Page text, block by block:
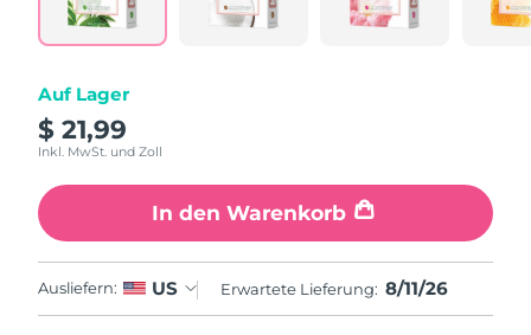
Auf Lager
$ 21,99
Inkl. MwSt. und Zoll
In den Warenkorb
Ausliefern: US Erwartete Lieferung: 8/11/26
Litauen Erwartete Lieferung 8/10/26
Sonderverwaltungsregion
Macau
Malaysia Erwartete Lieferung 8/13/26
Malta Erwartete Lieferung8/10/26
Mexiko Erwartete Lieferung8/14/26